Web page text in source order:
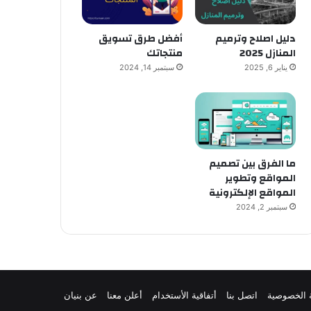
دليل اصلاح وترميم
المنازل 2025
يناير 6, 2025
أفضل طرق تسويق
منتجاتك
سبتمبر 14, 2024
ما الفرق بين تصميم
المواقع وتطوير
المواقع الإلكترونية
سبتمبر 2, 2024
الخصوصية اتصل بنا أتفاقية الأستخدام أعلن معنا عن بنيان